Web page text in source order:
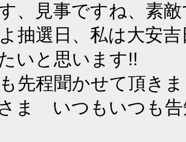
、見事ですね、素
抽選日、私は大安
いと思います!!
先程聞かせて頂き
ま いつもいつも告